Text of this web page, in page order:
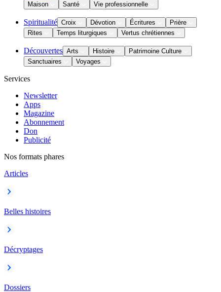
Maison
Santé Vie professionnelle
Spiritualité Croix Dévotion Écritures
Prière
Rites
Temps liturgiques Vertus chrétiennes
Découvertes Arts Histoire
Patrimoine Culture
Sanctuaires
Voyages
Services
Newsletter
Apps
Magazine
Abonnement
Don
Publicité
Nos formats phares
Articles
Belles histoires
Décryptages
Dossiers